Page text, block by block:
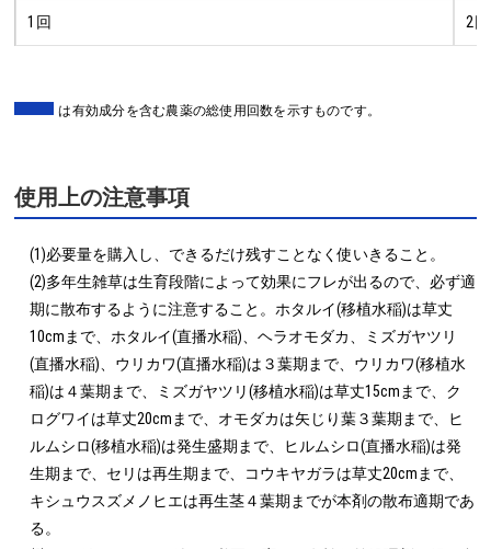
1回 2
は有効成分を含む農薬の総使用回数を示すものです。
使用上の注意事項
(1)必要量を購入し、できるだけ残すことなく使いきること。
(2)多年生雑草は生育段階によって効果にフレが出るので、必ず適
期に散布するように注意すること。ホタルイ(移植水稲)は草丈
10cmまで、ホタルイ(直播水稲)、ヘラオモダカ、ミズガヤツリ
(直播水稲)、ウリカワ(直播水稲)は３葉期まで、ウリカワ(移植水
稲)は４葉期まで、ミズガヤツリ(移植水稲)は草丈15cmまで、ク
ログワイは草丈20cmまで、オモダカは矢じり葉３葉期まで、ヒ
ルムシロ(移植水稲)は発生盛期まで、ヒルムシロ(直播水稲)は発
生期まで、セリは再生期まで、コウキヤガラは草丈20cmまで、
キシュウスズメノヒエは再生茎４葉期までが本剤の散布適期であ
る。